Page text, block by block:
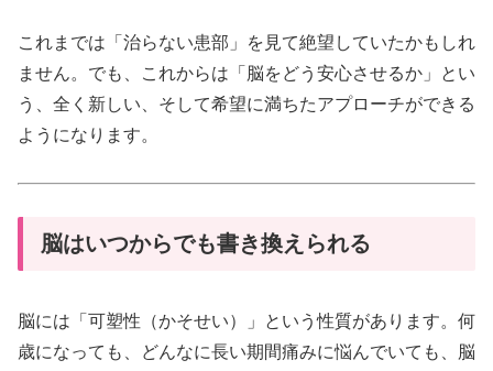
これまでは「治らない患部」を見て絶望していたかもしれ
ません。でも、これからは「脳をどう安心させるか」とい
う、全く新しい、そして希望に満ちたアプローチができる
ようになります。
脳はいつからでも書き換えられる
脳には「可塑性（かそせい）」という性質があります。何
歳になっても、どんなに長い期間痛みに悩んでいても、脳